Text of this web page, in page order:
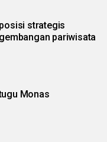
strategis
pariwisata
Monas